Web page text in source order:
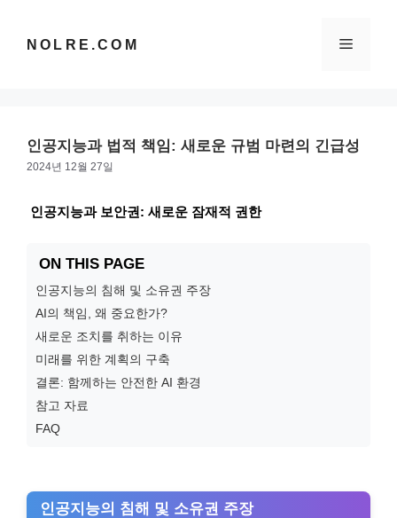
NOLRE.COM 메
인공지능과 법적 책임: 새로운 규범 마련의 긴급성
2024년 12월 27일
인공지능과 보안권: 새로운 잠재적 권한
ON THIS PAGE
인공지능의 침해 및 소유권 주장
AI의 책임, 왜 중요한가?
새로운 조치를 취하는 이유
미래를 위한 계획의 구축
결론: 함께하는 안전한 AI 환경
참고 자료
FAQ
인공지능의 침해 및 소유권 주장